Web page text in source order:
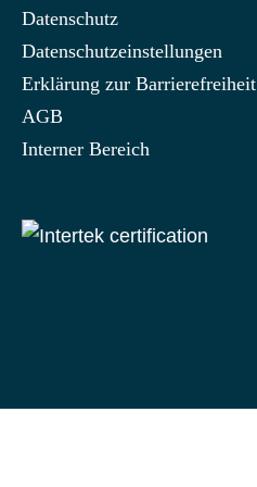
Datenschutz
Datenschutzeinstellungen
Erklärung zur Barrierefreiheit
AGB
Interner Bereich